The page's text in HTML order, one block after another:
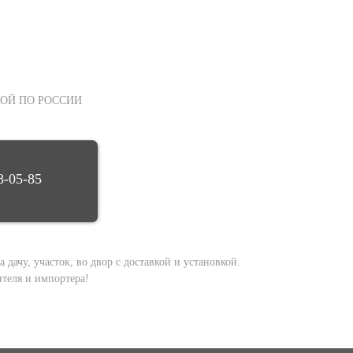
ПО РОССИИ
05-85
участок, во двор с доставкой и установкой.
и импортера!